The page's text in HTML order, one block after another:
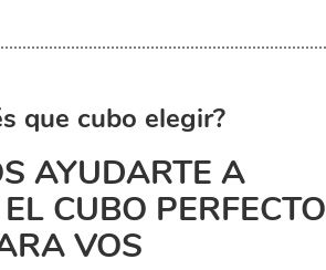
que cubo elegir?
AYUDARTE A
CUBO PERFECTO
VOS